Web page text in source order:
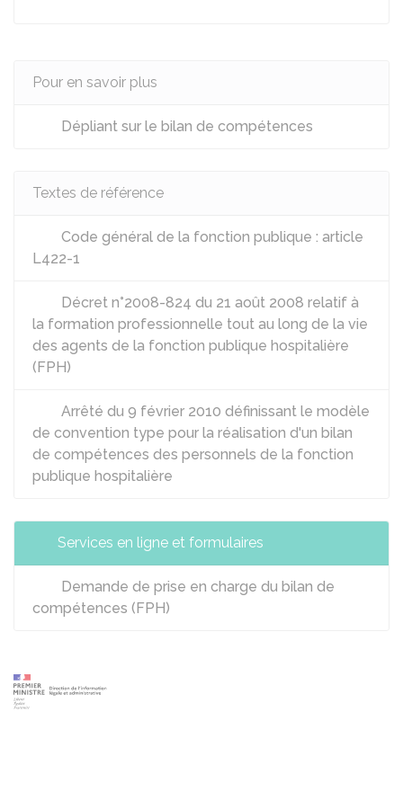
Pour en savoir plus
Dépliant sur le bilan de compétences
Textes de référence
Code général de la fonction publique : article
L422-1
Décret n°2008-824 du 21 août 2008 relatif à
la formation professionnelle tout au long de la vie
des agents de la fonction publique hospitalière
(FPH)
Arrêté du 9 février 2010 définissant le modèle
de convention type pour la réalisation d'un bilan
de compétences des personnels de la fonction
publique hospitalière
Services en ligne et formulaires
Demande de prise en charge du bilan de
compétences (FPH)